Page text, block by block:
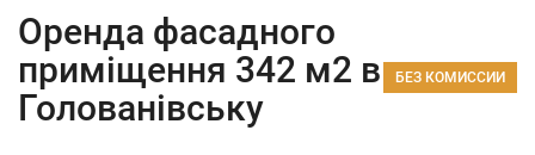
Оренда фасадного
приміщення 342 м2 в
Голованівську
БЕЗ КОМИССИИ